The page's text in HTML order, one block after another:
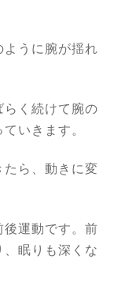
ように腕が揺れ
らく続けて腕の
いきます。
たら、動きに変
後運動です。前
眠りも深くな